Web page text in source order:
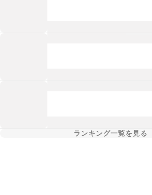
ランキング一覧を見る